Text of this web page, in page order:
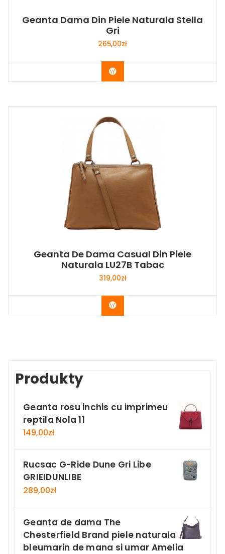
Geanta Dama Din Piele Naturala Stella
Gri
265,00zł
Buy Now
Geanta De Dama Casual Din Piele
Naturala LU27B Tabac
319,00zł
Buy Now
Produkty
Geanta rosu inchis cu imprimeu
reptila Nola 11
149,00zł
Rucsac G-Ride Dune Gri Libe
GRIEIDUNLIBE
289,00zł
Geanta de dama The
Chesterfield Brand piele naturala
bleumarin de mana si umar Amelia